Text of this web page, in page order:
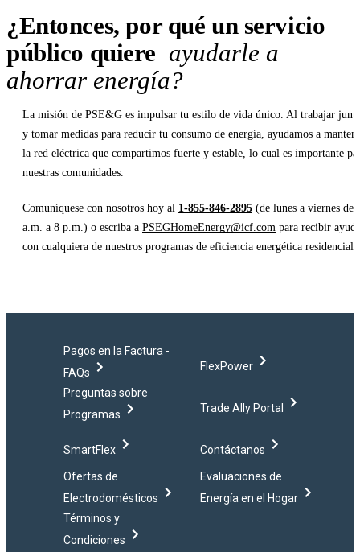
¿Entonces, por qué un servicio
público quiere ayudarle a
ahorrar energía?
La misión de PSE&G es impulsar tu estilo de vida único. Al trabajar
y tomar medidas para reducir tu consumo de energía, ayudamos a
la red eléctrica que compartimos fuerte y estable, lo cual es importante
nuestras comunidades.
Comuníquese con nosotros hoy al 1-855-846-2895 (de lunes a viernes de
a.m. a 8 p.m.) o escriba a PSEGHomeEnergy@icf.com para recibir ayuda
con cualquiera de nuestros programas de eficiencia energética residencial.
Pagos en la Factura -
FAQs
FlexPower
Preguntas sobre
Programas
Trade Ally Portal
SmartFlex Contáctanos
Ofertas de
Electrodomésticos
Evaluaciones de
Energía en el Hogar
Términos y
Condiciones